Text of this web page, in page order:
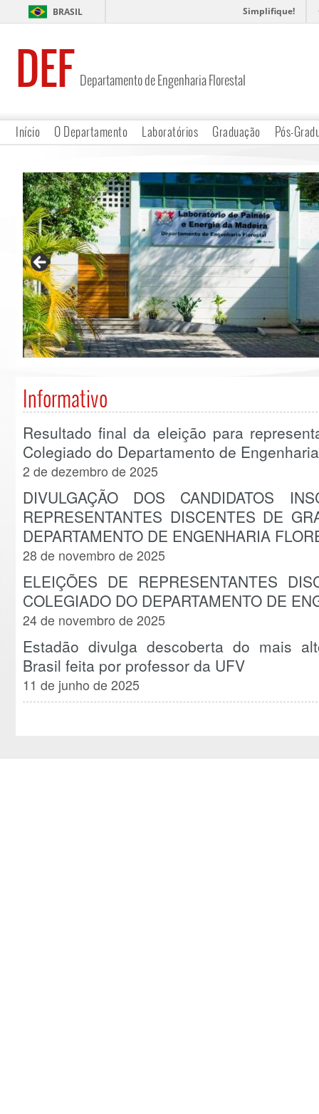
BRASIL Simplifique!
DEF Departamento de Engenharia Florestal
Início O Departamento Laboratórios Graduação Pós-
Informativo
Resultado final da eleição para
Colegiado do Departamento de
2 de dezembro de 2025
DIVULGAÇÃO DOS CANDIDATOS
REPRESENTANTES DISCENTES DE
DEPARTAMENTO DE ENGENHARIA
28 de novembro de 2025
ELEIÇÕES DE REPRESENTANTES
COLEGIADO DO DEPARTAMENTO DE
24 de novembro de 2025
Estadão divulga descoberta do mais
Brasil feita por professor da UFV
11 de junho de 2025